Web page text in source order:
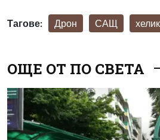
Тагове: Дрон САЩ
ОЩЕ ОТ ПО СВЕТА